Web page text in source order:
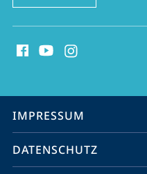
Media
Service-
Navigation
IMPRESSUM
DATENSCHUTZ